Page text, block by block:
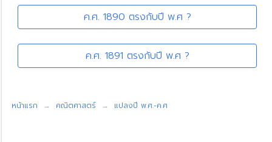
ค.ศ. 1890 ตรงกับปี พ.ศ ?
ค.ศ. 1891 ตรงกับปี พ.ศ ?
หน้าแรก คณิตศาสตร์ แปลงปี พ.ศ.-ค.ศ